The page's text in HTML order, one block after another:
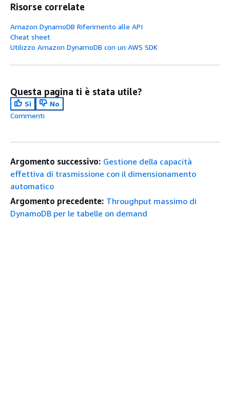
Risorse correlate
Amazon DynamoDB Riferimento alle API
Cheat sheet
Utilizzo Amazon DynamoDB con un AWS SDK
Questa pagina ti è stata utile?
Sì
No
Commenti
Argomento successivo: Gestione della capacità
effettiva di trasmissione con il dimensionamento
automatico
Argomento precedente: Throughput massimo di
DynamoDB per le tabelle on demand